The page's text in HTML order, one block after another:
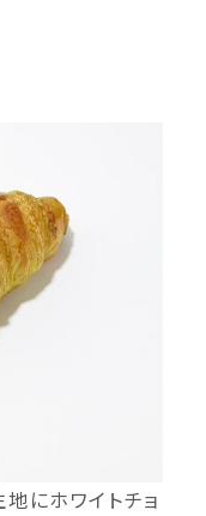
にホワイトチョ